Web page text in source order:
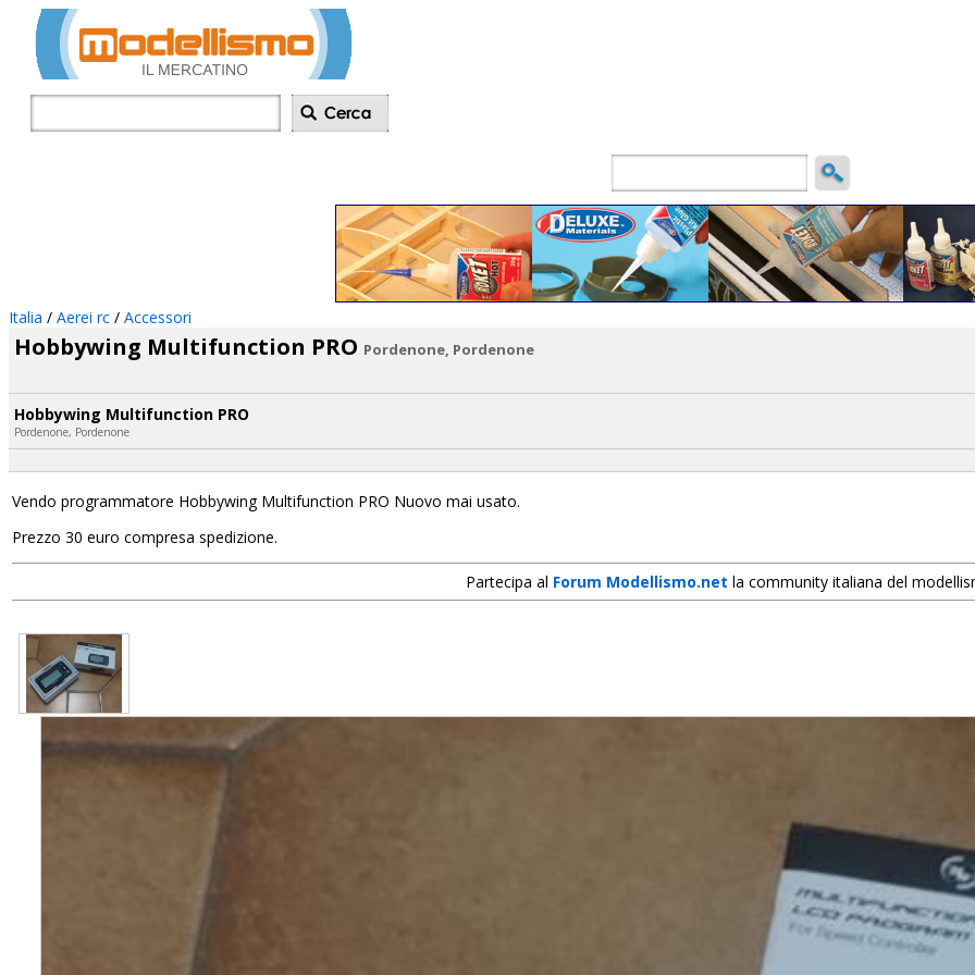
Italia / Aerei rc / Accessori
Hobbywing Multifunction PRO Pordenone, Pordenone
Hobbywing Multifunction PRO
Pordenone, Pordenone
Vendo programmatore Hobbywing Multifunction PRO Nuovo mai usato.
Prezzo 30 euro compresa spedizione.
Partecipa al Forum Modellismo.net la community italiana del